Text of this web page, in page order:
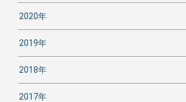
2020年
2019年
2018年
2017年